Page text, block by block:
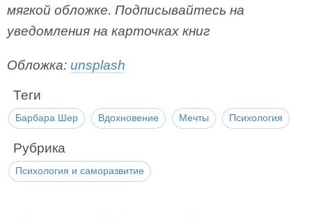
мягкой обложке. Подписывайтесь на
уведомления на карточках книг
Обложка: unsplash
Теги
Барбара Шер Вдохновение Мечты Психология
Рубрика
Психология и саморазвитие